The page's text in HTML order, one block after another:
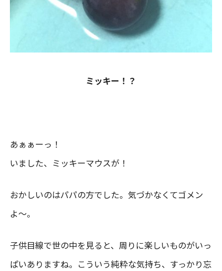
ミッキー！？
あぁぁーっ！
いました、ミッキーマウスが！
おかしいのはパパの方でした。気づかなくてゴメン
よ〜。
子供目線で世の中を見ると、周りに楽しいものがいっ
ぱいありますね。こういう純粋な気持ち、すっかり忘